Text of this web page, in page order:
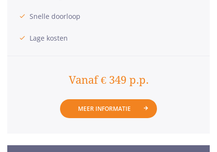
Snelle doorloop
Lage kosten
Vanaf € 349 p.p.
MEER INFORMATIE